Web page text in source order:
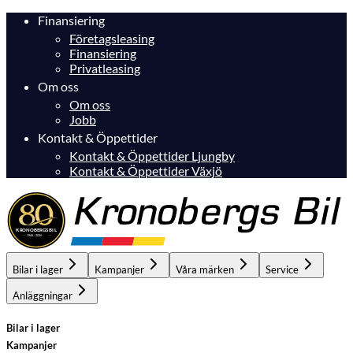
Finansiering
Företagsleasing
Finansiering
Privatleasing
Om oss
Om oss
Jobb
Kontakt & Öppettider
Kontakt & Öppettider Ljungby
Kontakt & Öppettider Växjö
Bilar i lager Kampanjer Våra märken Service
Anläggningar
Bilar i lager
Kampanjer